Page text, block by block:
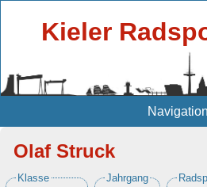
Kieler
Navigation
Olaf Struck
Klasse Jahrgang